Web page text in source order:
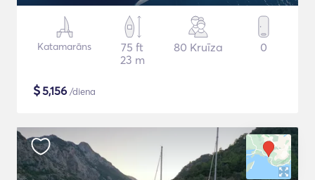
Katamarāns
75 ft
23 m
80 Kruīza 0
$5,156 /diena